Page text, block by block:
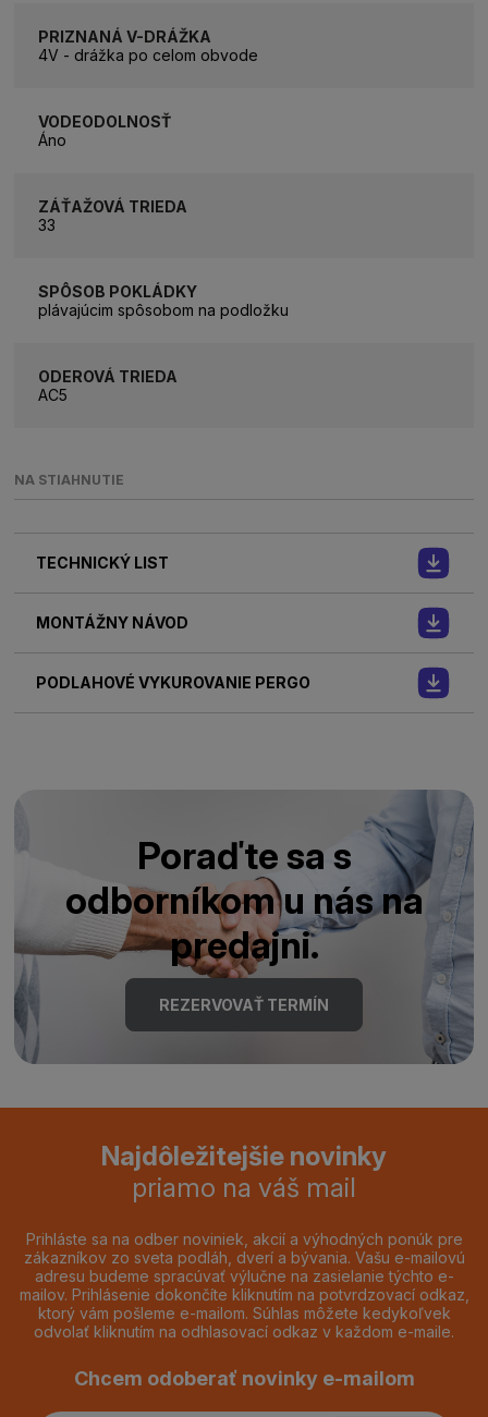
PRIZNANÁ V-DRÁŽKA
4V - drážka po celom obvode
VODEODOLNOSŤ
Áno
ZÁŤAŽOVÁ TRIEDA
33
SPÔSOB POKLÁDKY
plávajúcim spôsobom na podložku
ODEROVÁ TRIEDA
AC5
NA STIAHNUTIE
TECHNICKÝ LIST
MONTÁŽNY NÁVOD
PODLAHOVÉ VYKUROVANIE PERGO
Poraďte sa s
odborníkom u nás na
predajni.
REZERVOVAŤ TERMÍN
Najdôležitejšie novinky
priamo na váš mail
Prihláste sa na odber noviniek, akcií a výhodných ponúk pre
zákazníkov zo sveta podláh, dverí a bývania. Vašu e-mailovú
adresu budeme spracúvať výlučne na zasielanie týchto e-
mailov. Prihlásenie dokončíte kliknutím na potvrdzovací odkaz,
ktorý vám pošleme e-mailom. Súhlas môžete kedykoľvek
odvolať kliknutím na odhlasovací odkaz v každom e-maile.
Chcem odoberať novinky e-mailom